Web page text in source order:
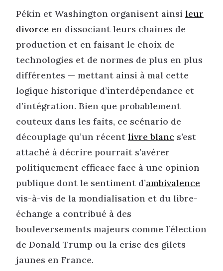
Pékin et Washington organisent ainsi leur
divorce en dissociant leurs chaines de
production et en faisant le choix de
technologies et de normes de plus en plus
différentes — mettant ainsi à mal cette
logique historique d’interdépendance et
d’intégration. Bien que probablement
couteux dans les faits, ce scénario de
découplage qu’un récent livre blanc s’est
attaché à décrire pourrait s’avérer
politiquement efficace face à une opinion
publique dont le sentiment d’ambivalence
vis-à-vis de la mondialisation et du libre-
échange a contribué à des
bouleversements majeurs comme l’élection
de Donald Trump ou la crise des gilets
jaunes en France.